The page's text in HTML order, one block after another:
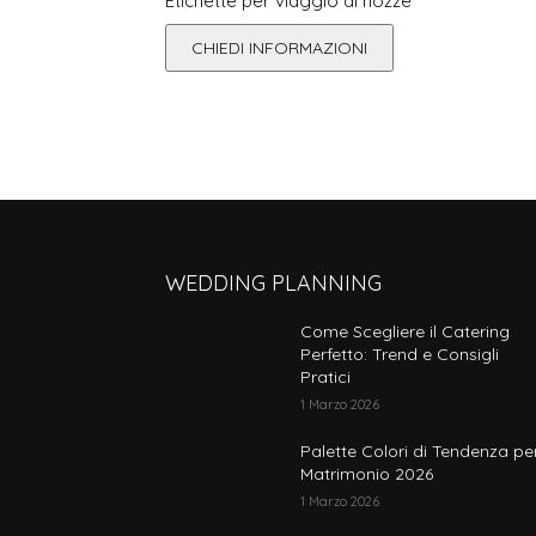
CHIEDI INFORMAZIONI
WEDDING PLANNING
Come Scegliere il Catering
Perfetto: Trend e Consigli
Pratici
1 Marzo 2026
Palette Colori di Tendenza
Matrimonio 2026
1 Marzo 2026